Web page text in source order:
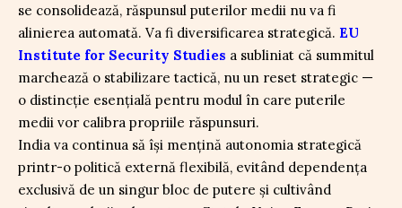
se consolidează, răspunsul puterilor medii nu va fi
alinierea automată. Va fi diversificarea strategică. EU
Institute for Security Studies a subliniat că summitul
marchează o stabilizare tactică, nu un reset strategic —
o distincție esențială pentru modul în care puterile
medii vor calibra propriile răspunsuri.
India va continua să își mențină autonomia strategică
printr-o politică externă flexibilă, evitând dependența
exclusivă de un singur bloc de putere și cultivând